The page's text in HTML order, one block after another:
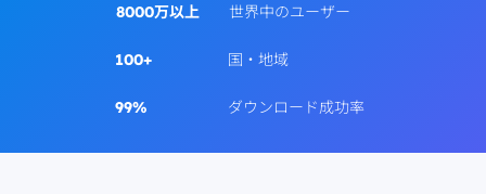
8000万以上 世界中のユーザー
100+ 国・地域
99% ダウンロード成功率